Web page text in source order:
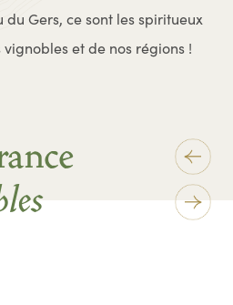
du Gers, ce sont les spiritueux
vignobles et de nos régions !